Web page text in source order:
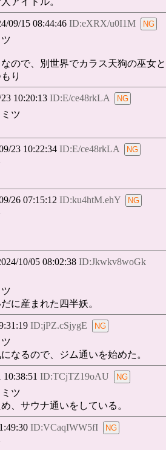
09/15 08:44:46 ID:eXRX/u0I1M
ので、別世界でカラス天狗の巫女と
り
10:20:13 ID:E/ce48rkLA
ツ
23 10:22:34 ID:E/ce48rkLA
26 07:15:12 ID:ku4htM.ehY
10/05 08:02:38 ID:Jkwkv8woGk
に産まれた四半妖。
ID:jPZ.cSjygE
なるので、ジム通いを始めた。
ID:TCjTZ19oAU
ツ
、サウナ通いをしている。
ID:VCaqIWW5fI